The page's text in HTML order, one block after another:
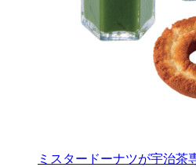
ミスタードーナツが宇治茶